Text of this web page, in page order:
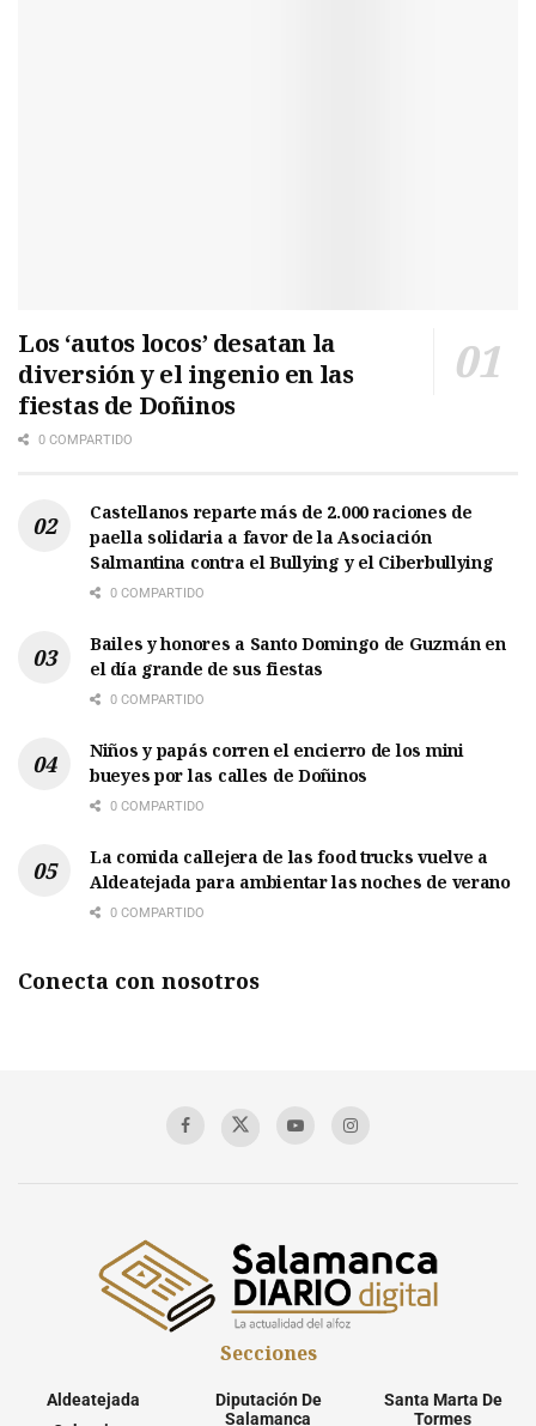
Los ‘autos locos’ desatan la
diversión y el ingenio en las
fiestas de Doñinos
0 COMPARTIDO
Castellanos reparte más de 2.000 raciones de
paella solidaria a favor de la Asociación
Salmantina contra el Bullying y el Ciberbullying
0 COMPARTIDO
Bailes y honores a Santo Domingo de Guzmán en
el día grande de sus fiestas
0 COMPARTIDO
Niños y papás corren el encierro de los mini
bueyes por las calles de Doñinos
0 COMPARTIDO
La comida callejera de las food trucks vuelve a
Aldeatejada para ambientar las noches de verano
0 COMPARTIDO
Conecta con nosotros
Secciones
Aldeatejada
Diputación De
Salamanca
Santa Marta De
Tormes